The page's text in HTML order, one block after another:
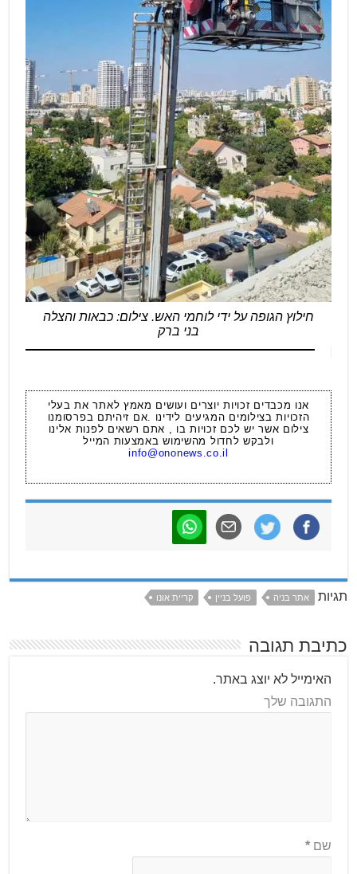
חילוץ הגופה על ידי לוחמי האש. צילום: כבאות והצלה
בני ברק
אנו מכבדים זכויות יוצרים ועושים מאמץ לאתר את בעלי
הזכויות בצילומים המגיעים לידינו .אם זיהיתם בפרסומנו
צילום אשר יש לכם זכויות בו , אתם רשאים לפנות אלינו
ולבקש לחדול מהשימוש באמצעות המייל
info@ononews.co.il
תגיות אתר בניה פועל בניין קריית אונו
כתיבת תגובה
האימייל לא יוצג באתר.
התגובה שלך
שם*